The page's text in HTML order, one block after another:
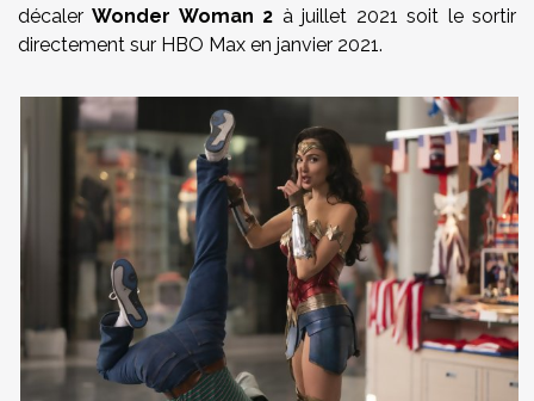
décalerWonder Woman 2 à juillet 2021 soit le sortir
directement sur HBO Max en janvier 2021.